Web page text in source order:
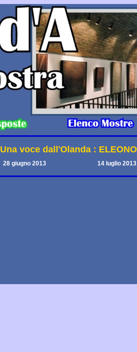
Una voce dall'Olanda :
28 giugno 2013 14 luglio 2013